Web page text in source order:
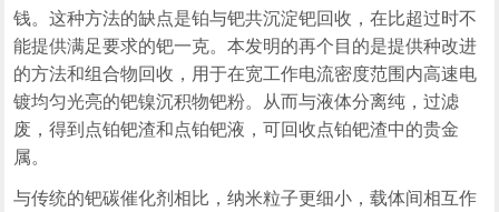
钱。这种方法的缺点是铂与钯共沉淀钯回收，在比超过时不
能提供满足要求的钯一克。本发明的再个目的是提供种改进
的方法和组合物回收，用于在宽工作电流密度范围内高速电
镀均匀光亮的钯镍沉积物钯粉。从而与液体分离纯，过滤
废，得到点铂钯渣和点铂钯液，可回收点铂钯渣中的贵金
属。
与传统的钯碳催化剂相比，纳米粒子更细小，载体间相互作